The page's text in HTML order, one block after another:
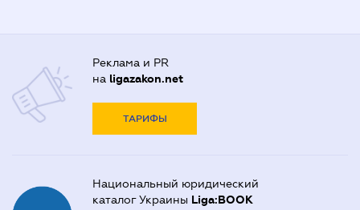
Реклама и PR
на ligazakon.net
ТАРИФЫ
Национальный юридический
каталог Украины Liga:BOOK